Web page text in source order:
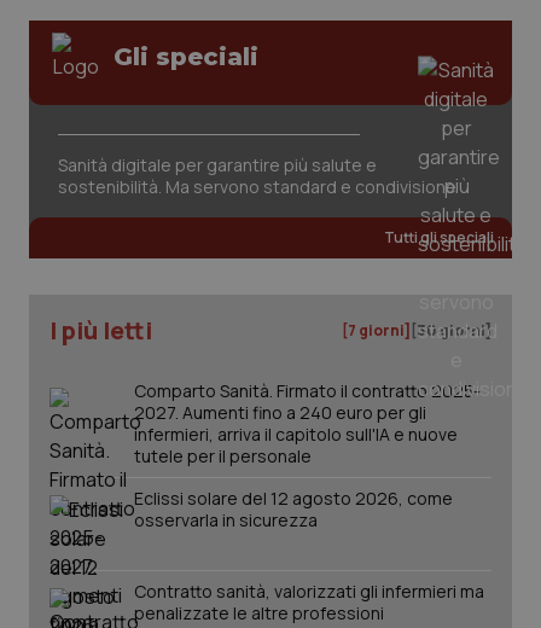
Gli speciali
Sanità digitale per garantire più salute e
sostenibilità. Ma servono standard e condivisione
Tutti gli speciali
I più letti [7 giorni] [30 giorni]
Comparto Sanità. Firmato il contratto 2025-
2027. Aumenti fino a 240 euro per gli
infermieri, arriva il capitolo sull'IA e nuove
tutele per il personale
Eclissi solare del 12 agosto 2026, come
osservarla in sicurezza
Contratto sanità, valorizzati gli infermieri ma
penalizzate le altre professioni
www.quotidianosanita.it